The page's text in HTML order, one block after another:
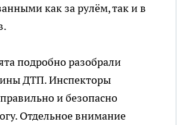
как за рулём, так и в
подробно разобрали
ДТП. Инспекторы
и безопасно
Отдельное внимание